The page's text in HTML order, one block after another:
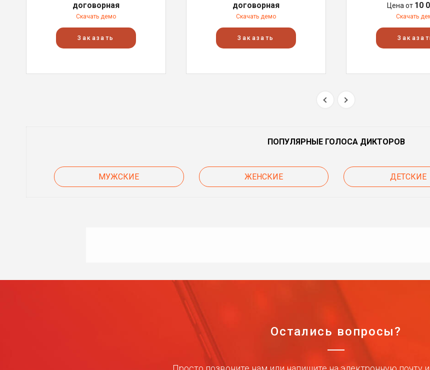
договорная
Скачать демо
Заказать
договорная
Скачать демо
Заказать
Цена от 10
Скачать
ПОПУЛЯРНЫЕ ГОЛОСА ДИКТОРОВ
МУЖСКИЕ ЖЕНСКИЕ ДЕТСКИЕ
Остались вопросы?